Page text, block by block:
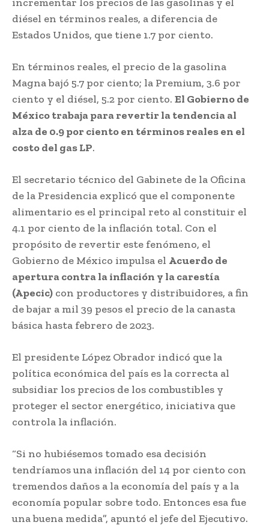
diésel en términos reales, a diferencia de
Estados Unidos, que tiene 1.7 por ciento.
En términos reales, el precio de la gasolina
Magna bajó 5.7 por ciento; la Premium, 3.6 por
ciento y el diésel, 5.2 por ciento. El Gobierno de
México trabaja para revertir la tendencia al
alza de 0.9 por ciento en términos reales en el
costo del gas LP.
El secretario técnico del Gabinete de la Oficina
de la Presidencia explicó que el componente
alimentario es el principal reto al constituir el
4.1 por ciento de la inflación total. Con el
propósito de revertir este fenómeno, el
Gobierno de México impulsa el Acuerdo de
apertura contra la inflación y la carestía
(Apecic) con productores y distribuidores, a fin
de bajar a mil 39 pesos el precio de la canasta
básica hasta febrero de 2023.
El presidente López Obrador indicó que la
política económica del país es la correcta al
subsidiar los precios de los combustibles y
proteger el sector energético, iniciativa que
controla la inflación.
“Si no hubiésemos tomado esa decisión
tendríamos una inflación del 14 por ciento con
tremendos daños a la economía del país y a la
economía popular sobre todo. Entonces esa fue
una buena medida”, apuntó el jefe del Ejecutivo.